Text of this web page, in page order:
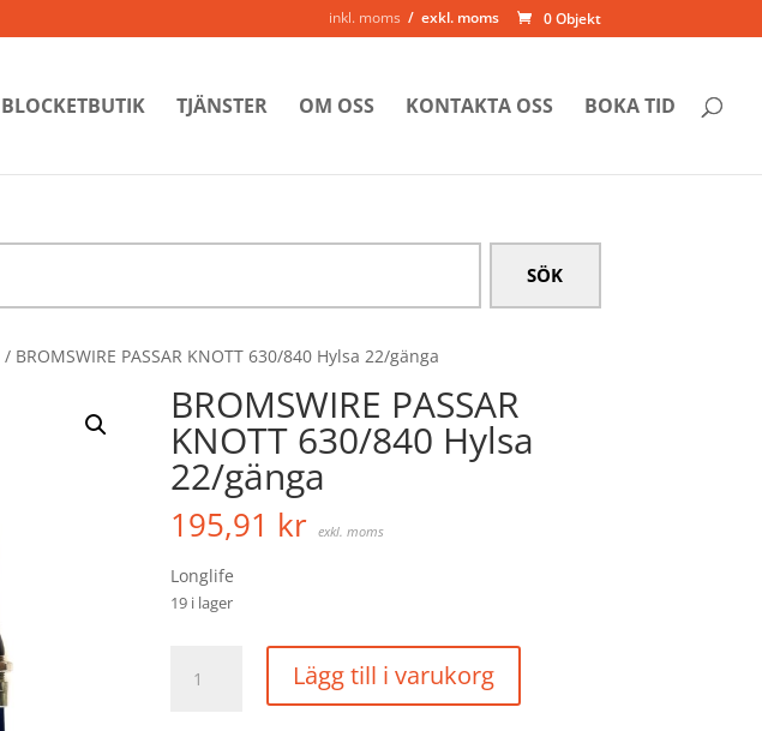
0 Objekt
inkl. moms exkl. moms
BLOCKETBUTIK TJÄNSTER OM OSS KONTAKTA OSS BOKA TID
/ BROMSWIRE PASSAR KNOTT 630/840 Hylsa 22/gänga
BROMSWIRE PASSAR
KNOTT 630/840 Hylsa
22/gänga
195,91 kr exkl. moms
Longlife
19 i lager
PASSAR
Lägg till i varukorg